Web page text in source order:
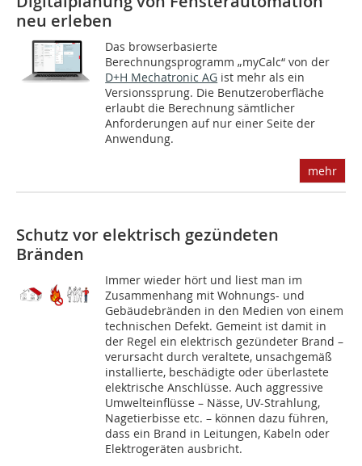
neu erleben
Das browserbasierte
Berechnungsprogramm „myCalc“ von der
D+H Mechatronic AG ist mehr als ein
Versionssprung. Die Benutzeroberfläche
erlaubt die Berechnung sämtlicher
Anforderungen auf nur einer Seite der
Anwendung.
mehr
Schutz vor elektrisch gezündeten
Bränden
Immer wieder hört und liest man im
Zusammenhang mit Wohnungs- und
Gebäudebränden in den Medien von einem
technischen Defekt. Gemeint ist damit in
der Regel ein elektrisch gezündeter Brand –
verursacht durch veraltete, unsachgemäß
installierte, beschädigte oder überlastete
elektrische Anschlüsse. Auch aggressive
Umwelteinflüsse – Nässe, UV-Strahlung,
Nagetierbisse etc. – können dazu führen,
dass ein Brand in Leitungen, Kabeln oder
Elektrogeräten ausbricht.